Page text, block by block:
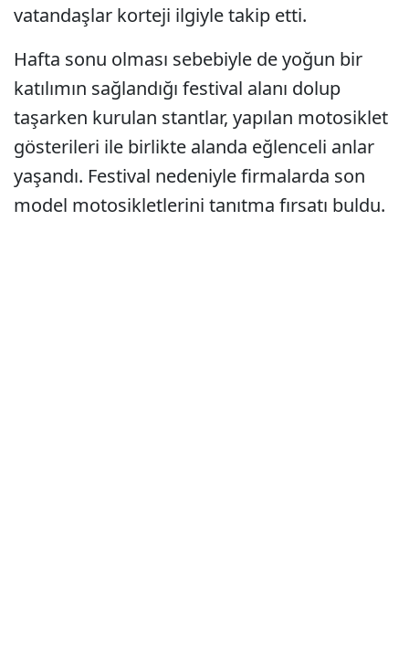
vatandaşlar korteji ilgiyle takip etti.
Hafta sonu olması sebebiyle de yoğun bir
katılımın sağlandığı festival alanı dolup
taşarken kurulan stantlar, yapılan motosiklet
gösterileri ile birlikte alanda eğlenceli anlar
yaşandı. Festival nedeniyle firmalarda son
model motosikletlerini tanıtma fırsatı buldu.